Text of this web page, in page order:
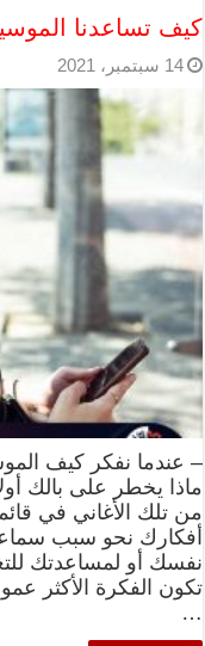
كيف تساعدنا
14 سبتمبر، 2021
– عندما نفكر كيف
ماذا يخطر على بالك
من تلك الأغاني في
أفكارك نحو سبب
نفسك أو لمساعدتك
تكون الفكرة الأكثر
…